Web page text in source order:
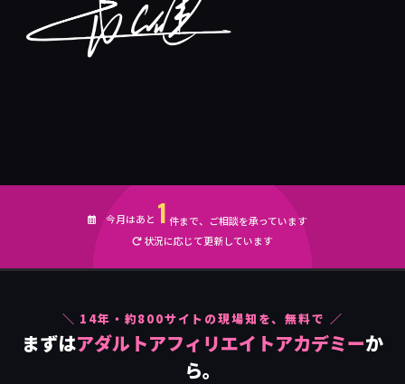
今月はあと 1 件まで、ご相談を承っています
状況に応じて更新しています
＼ 14年・約800サイトの現場知を、無料で ／
まずはアダルトアフィリエイトアカデミーか
ら。